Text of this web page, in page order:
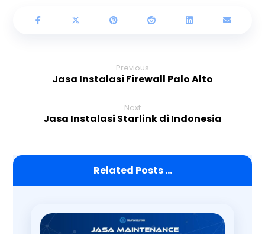
Previous
Jasa Instalasi Firewall Palo Alto
Next
Jasa Instalasi Starlink di Indonesia
Related Posts ...